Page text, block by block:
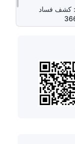
كشف فساد
كشف فساد